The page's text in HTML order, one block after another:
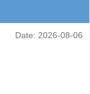
Date: 2026-08-06